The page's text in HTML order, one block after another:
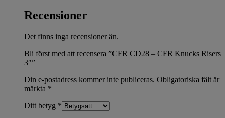
Recensioner
Det finns inga recensioner än.
Bli först med att recensera ”CFR CD28 – CFR Knucks Risers
3″”
Din e-postadress kommer inte publiceras. Obligatoriska fält är
märkta *
Ditt betyg *